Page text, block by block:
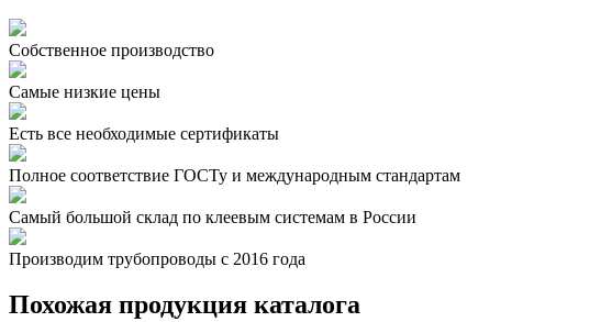
Собственное производство
Самые низкие цены
Есть все необходимые сертификаты
Полное соответствие ГОСТу и международным стандартам
Самый большой склад по клеевым системам в России
Производим трубопроводы с 2016 года
Похожая продукция каталога